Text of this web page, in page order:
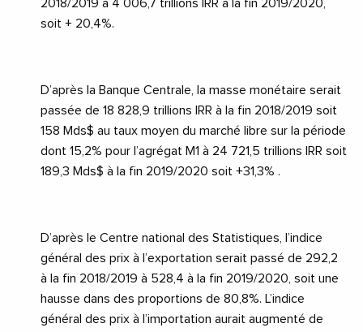
2018/2019 à 4 006,7 trillions IRR à la fin 2019/2020,
soit + 20,4%.
D’après la Banque Centrale, la masse monétaire serait
passée de 18 828,9 trillions IRR à la fin 2018/2019 soit
158 Mds$ au taux moyen du marché libre sur la période
dont 15,2% pour l’agrégat M1 à 24 721,5 trillions IRR soit
189,3 Mds$ à la fin 2019/2020 soit +31,3% .
D’après le Centre national des Statistiques, l’indice
général des prix à l’exportation serait passé de 292,2
à la fin 2018/2019 à 528,4 à la fin 2019/2020, soit une
hausse dans des proportions de 80,8%. L’indice
général des prix à l’importation aurait augmenté de